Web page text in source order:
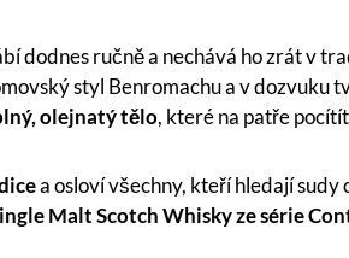
dodnes ručně a nechává ho zrát v
styl Benromachu a v dozvuku
olejnatý tělo, které na patře
a osloví všechny, kteří hledají sudy
Malt Scotch Whisky ze série